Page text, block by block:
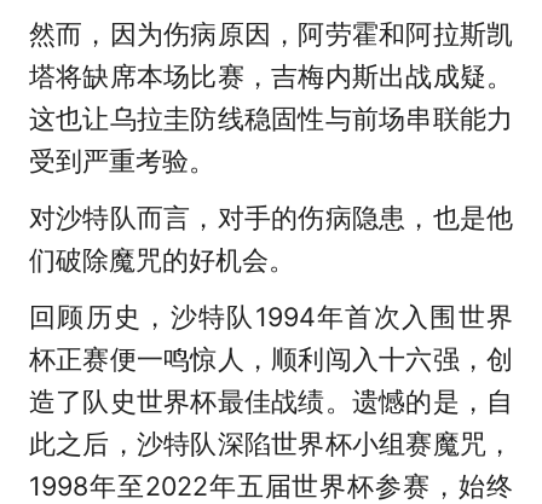
然而，因为伤病原因，阿劳霍和阿拉斯凯
塔将缺席本场比赛，吉梅内斯出战成疑。
这也让乌拉圭防线稳固性与前场串联能力
受到严重考验。
对沙特队而言，对手的伤病隐患，也是他
们破除魔咒的好机会。
回顾历史，沙特队1994年首次入围世界
杯正赛便一鸣惊人，顺利闯入十六强，创
造了队史世界杯最佳战绩。遗憾的是，自
此之后，沙特队深陷世界杯小组赛魔咒，
1998年至2022年五届世界杯参赛，始终